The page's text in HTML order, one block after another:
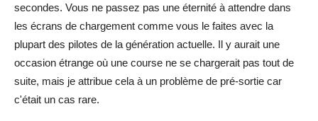
secondes. Vous ne passez pas une éternité à attendre dans
les écrans de chargement comme vous le faites avec la
plupart des pilotes de la génération actuelle. Il y aurait une
occasion étrange où une course ne se chargerait pas tout de
suite, mais je attribue cela à un problème de pré-sortie car
c'était un cas rare.